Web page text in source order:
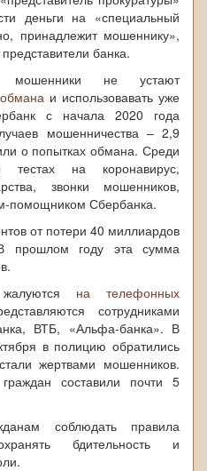
деньги на «специальный
принадлежит мошеннику»,
представители банка.
не устают
и использовавать уже
с начала 2020 года
мошенничества – 2,9
о попытках обмана. Среди
на коронавирус,
звонки мошенников,
помощником Сбербанка.
от потери 40 миллиардов
прошлом году эта сумма
на телефонных
сотрудниками
ВТБ, «Альфа-банка». В
в полицию обратились
жертвами мошенников.
составили почти 5
соблюдать правила
бдительность и